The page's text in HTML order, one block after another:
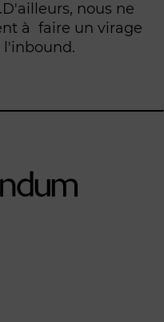
nous ne
à faire un virage
l'inbound.